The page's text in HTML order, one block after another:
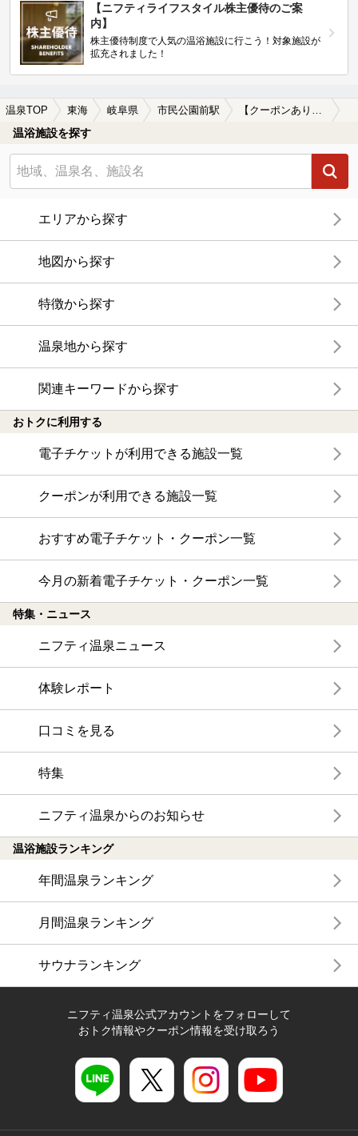
【ニフティライフスタイル株主優待のご案
内】
株主優待制度で人気の温浴施設に行こう！対象施設が
拡充されました！
温泉TOP 東海 岐阜県 市民公園前駅 【クーポンあり】冷え性に効能がある市民公園前駅近くの温泉、日帰り温泉、スーパー銭湯おすすめ
温浴施設を探す
エリアから探す
地図から探す
特徴から探す
温泉地から探す
関連キーワードから探す
おトクに利用する
電子チケットが利用できる施設一覧
クーポンが利用できる施設一覧
おすすめ電子チケット・クーポン一覧
今月の新着電子チケット・クーポン一覧
特集・ニュース
ニフティ温泉ニュース
体験レポート
口コミを見る
特集
ニフティ温泉からのお知らせ
温浴施設ランキング
年間温泉ランキング
月間温泉ランキング
サウナランキング
ニフティ温泉公式アカウントをフォローして
おトク情報やクーポン情報を受け取ろう